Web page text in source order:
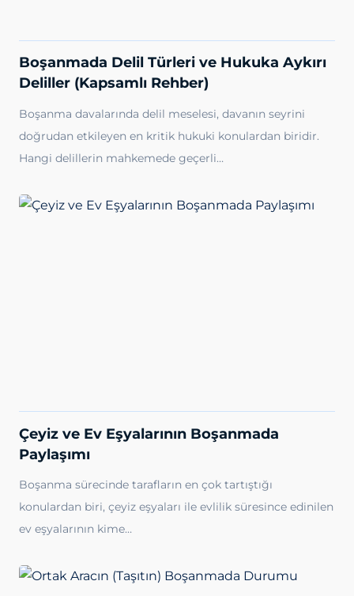
Boşanmada Delil Türleri ve Hukuka Aykırı
Deliller (Kapsamlı Rehber)
Boşanma davalarında delil meselesi, davanın seyrini
doğrudan etkileyen en kritik hukuki konulardan biridir.
Hangi delillerin mahkemede geçerli…
Çeyiz ve Ev Eşyalarının Boşanmada
Paylaşımı
Boşanma sürecinde tarafların en çok tartıştığı
konulardan biri, çeyiz eşyaları ile evlilik süresince edinilen
ev eşyalarının kime…